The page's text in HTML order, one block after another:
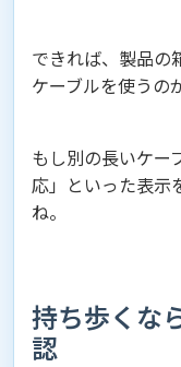
できれば、製品の
ケーブルを使うの
もし別の長いケー
応」といった表示
ね。
持ち歩くな
認